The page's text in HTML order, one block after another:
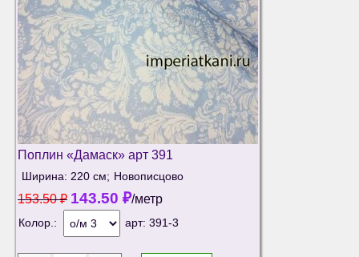
Поплин «Дамаск» арт 391
Ширина: 220 см; Новописцово
153.50₽ 143.50 ₽/метр
Колор.: арт: 391-3